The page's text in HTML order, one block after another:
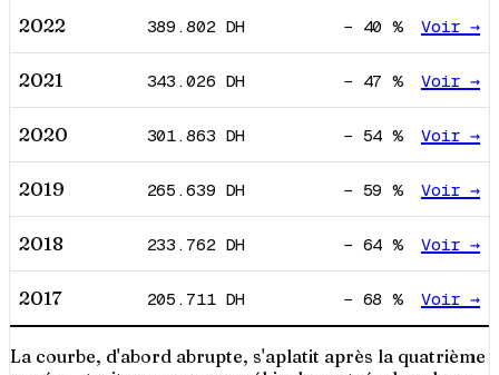
2022 389.802 DH − 40 % Voir →
2021 343.026 DH − 47 % Voir →
2020 301.863 DH − 54 % Voir →
2019 265.639 DH − 59 % Voir →
2018 233.762 DH − 64 % Voir →
2017 205.711DH − 68 % Voir →
La courbe, d'abord abrupte, s'aplatit après la quatrième